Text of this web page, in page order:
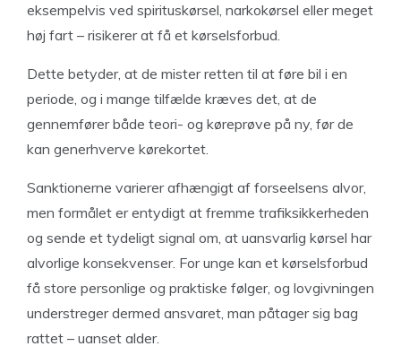
eksempelvis ved spirituskørsel, narkokørsel eller meget
høj fart – risikerer at få et kørselsforbud.
Dette betyder, at de mister retten til at føre bil i en
periode, og i mange tilfælde kræves det, at de
gennemfører både teori- og køreprøve på ny, før de
kan generhverve kørekortet.
Sanktionerne varierer afhængigt af forseelsens alvor,
men formålet er entydigt at fremme trafiksikkerheden
og sende et tydeligt signal om, at uansvarlig kørsel har
alvorlige konsekvenser. For unge kan et kørselsforbud
få store personlige og praktiske følger, og lovgivningen
understreger dermed ansvaret, man påtager sig bag
rattet – uanset alder.